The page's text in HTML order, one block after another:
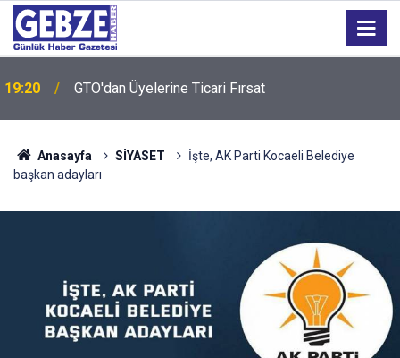
19:20 GTO'dan Üyelerine Ticari Fırsat
Anasayfa SİYASET
İşte, AK Parti Kocaeli Belediye
başkan adayları